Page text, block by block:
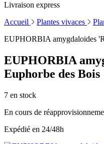
Livraison express
Accueil
Plantes vivaces
EUPHORBIA amygdaloides
EUPHORBIA
Euphorbe des Bois
7 en stock
En cours de
Expédié en 24/48h